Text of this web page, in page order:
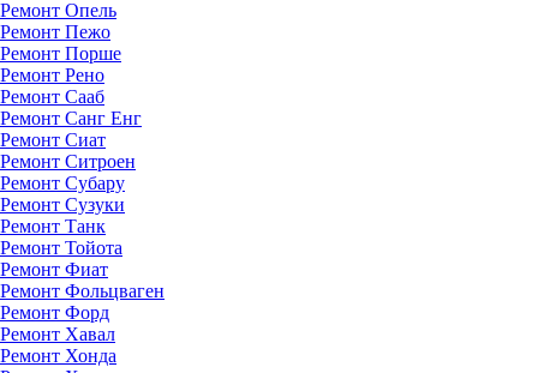
Ремонт Опель
Ремонт Пежо
Ремонт Порше
Ремонт Рено
Ремонт Сааб
Ремонт Санг Енг
Ремонт Сиат
Ремонт Ситроен
Ремонт Субару
Ремонт Сузуки
Ремонт Танк
Ремонт Тойота
Ремонт Фиат
Ремонт Фольцваген
Ремонт Форд
Ремонт Хавал
Ремонт Хонда